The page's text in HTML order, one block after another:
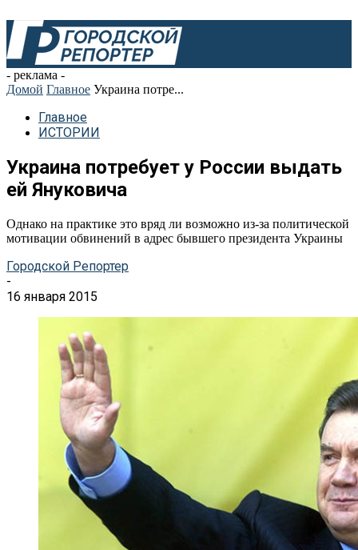
- реклама -
Домой Главное Украина потре...
Главное
ИСТОРИИ
Украина потребует у России выдать
ей Януковича
Однако на практике это вряд ли возможно из-за политической
мотивации обвинений в адрес бывшего президента Украины
Городской Репортер
-
16 января 2015